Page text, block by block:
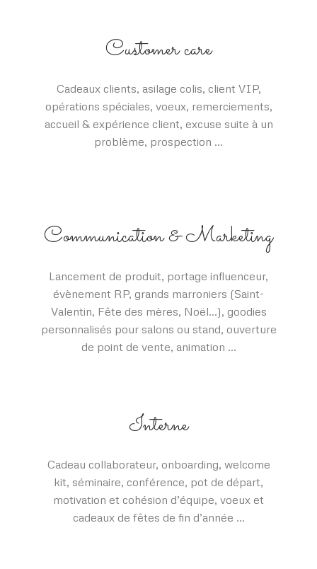
Customer care
Cadeaux clients, asilage colis, client VIP,
opérations spéciales, voeux, remerciements,
accueil & expérience client, excuse suite à un
problème, prospection …
Communication & Marketing
Lancement de produit, portage influenceur,
évènement RP, grands marroniers (Saint-
Valentin, Fête des mères, Noël…), goodies
personnalisés pour salons ou stand, ouverture
de point de vente, animation …
Interne
Cadeau collaborateur, onboarding, welcome
kit, séminaire, conférence, pot de départ,
motivation et cohésion d’équipe, voeux et
cadeaux de fêtes de fin d’année …